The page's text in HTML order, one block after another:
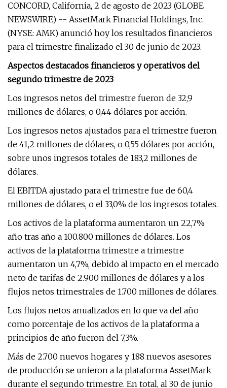
CONCORD, California, 2 de agosto de 2023 (GLOBE
NEWSWIRE) -- AssetMark Financial Holdings, Inc.
(NYSE: AMK) anunció hoy los resultados financieros
para el trimestre finalizado el 30 de junio de 2023.
Aspectos destacados financieros y operativos del
segundo trimestre de 2023
Los ingresos netos del trimestre fueron de 32,9
millones de dólares, o 0,44 dólares por acción.
Los ingresos netos ajustados para el trimestre fueron
de 41,2 millones de dólares, o 0,55 dólares por acción,
sobre unos ingresos totales de 183,2 millones de
dólares.
El EBITDA ajustado para el trimestre fue de 60,4
millones de dólares, o el 33,0% de los ingresos totales.
Los activos de la plataforma aumentaron un 22,7%
año tras año a 100.800 millones de dólares. Los
activos de la plataforma trimestre a trimestre
aumentaron un 4,7%, debido al impacto en el mercado
neto de tarifas de 2.900 millones de dólares y a los
flujos netos trimestrales de 1.700 millones de dólares.
Los flujos netos anualizados en lo que va del año
como porcentaje de los activos de la plataforma a
principios de año fueron del 7,3%.
Más de 2.700 nuevos hogares y 188 nuevos asesores
de producción se unieron a la plataforma AssetMark
durante el segundo trimestre. En total, al 30 de junio